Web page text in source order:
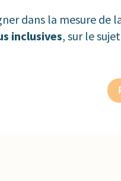
dans la mesure de
inclusives, sur le